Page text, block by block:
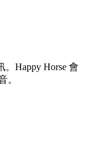
Happy Horse 會
。